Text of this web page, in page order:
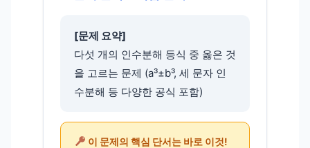
[문제 요약]
다섯 개의 인수분해 등식 중 옳은 것
을 고르는 문제 (a³±b³, 세 문자 인
수분해 등 다양한 공식 포함)
이 문제의 핵심 단서는 바로 이것!